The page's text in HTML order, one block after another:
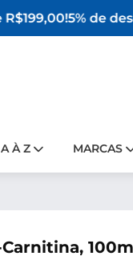
5% de
À Z MARCAS